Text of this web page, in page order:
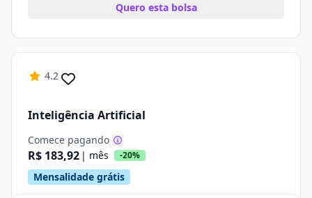
Quero esta bolsa
4.2
Inteligência Artificial
Comece pagando
R$ 183,92 | mês -20%
Mensalidade grátis